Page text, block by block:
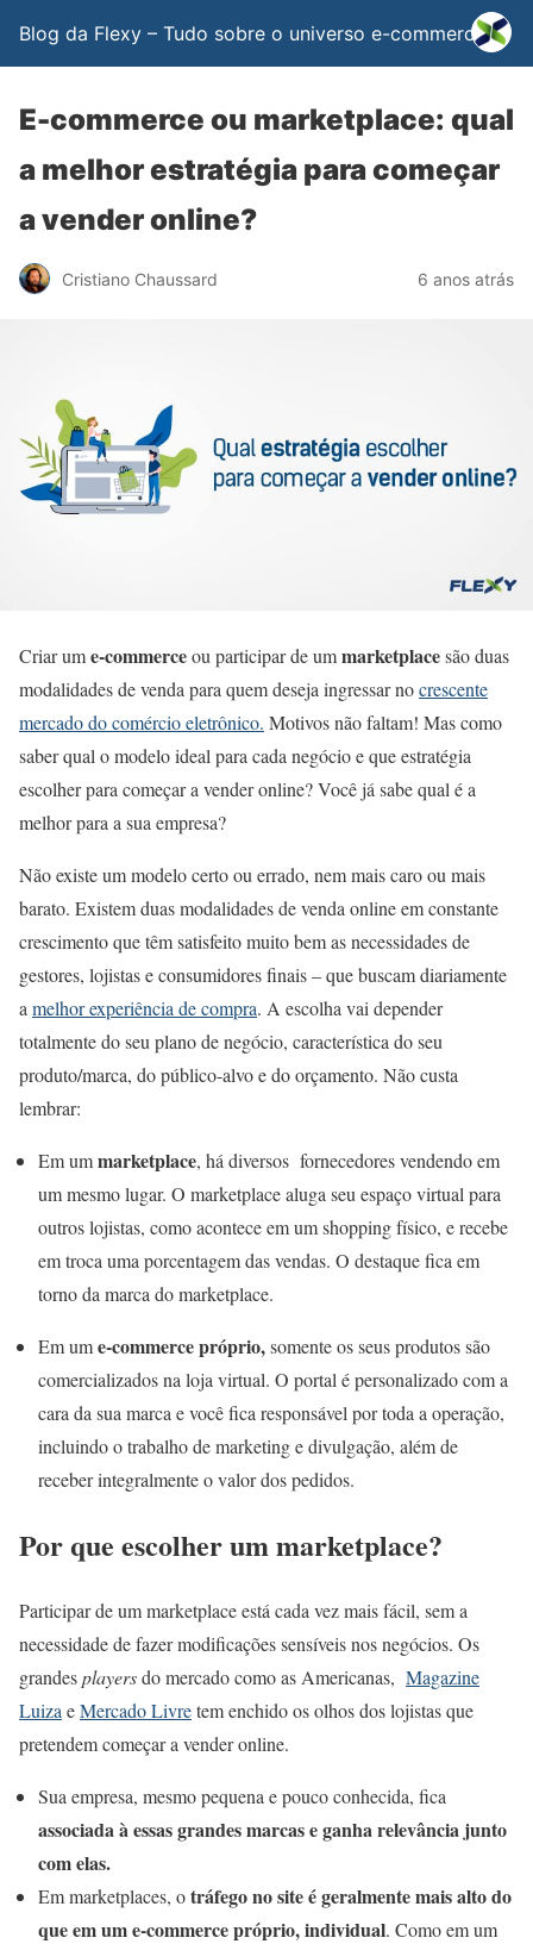
Blog da Flexy – Tudo sobre o universo e-commerce
E-commerce ou marketplace: qual
a melhor estratégia para começar
a vender online?
Cristiano Chaussard 6 anos atrás
Criar ume-commerceou participar de ummarketplacesão duas
modalidades de venda para quem deseja ingressar nocrescente
mercado do comércio eletrônico. Motivos não faltam! Mas como
saber qual o modelo ideal para cada negócio e que estratégia
escolher para começar a vender online? Você já sabe qual é a
melhor para a sua empresa?
Não existe um modelo certo ou errado, nem mais caro ou mais
barato. Existem duas modalidades de venda online em constante
crescimento que têm satisfeito muito bem as necessidades de
gestores, lojistas e consumidores finais – que buscam diariamente
a melhor experiência de compra. A escolha vai depender
totalmente do seu plano de negócio, característica do seu
produto/marca, do público-alvo e do orçamento. Não custa
lembrar:
Em ummarketplace, há diversos fornecedores vendendo em
um mesmo lugar. O marketplace aluga seu espaço virtual para
outros lojistas, como acontece em um shopping físico, e recebe
em troca uma porcentagem das vendas. O destaque fica em
torno da marca do marketplace.
Em ume-commerce próprio,somente os seus produtos são
comercializados na loja virtual. O portal é personalizado com a
cara da sua marca e você fica responsável por toda a operação,
incluindo o trabalho de marketing e divulgação, além de
receber integralmente o valor dos pedidos.
Por que escolher um marketplace?
Participar de um marketplace está cada vez mais fácil, sem a
necessidade de fazer modificações sensíveis nos negócios. Os
grandesplayersdo mercado como as Americanas, Magazine
Luiza eMercado Livretem enchido os olhos dos lojistas que
pretendem começar a vender online.
Sua empresa, mesmo pequena e pouco conhecida, fica
associada à essas grandes marcas e ganha relevância junto
com elas.
Em marketplaces, otráfego no site é geralmente mais alto do
que em um e-commerce próprio, individual. Como em um